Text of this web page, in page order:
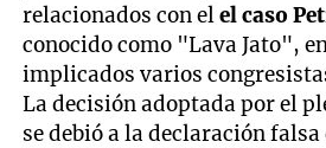
relacionados con elel caso
conocido como "Lava Jato",
implicados varios
La decisión adoptada por el
se debió a la declaración